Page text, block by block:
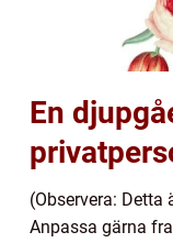
En
(Observera:
Anpassa gärna